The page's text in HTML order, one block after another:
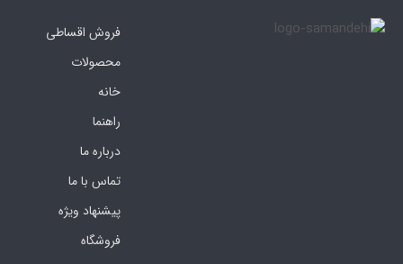
فروش اقساطی
محصولات
خانه
راهنما
درباره ما
تماس با ما
پیشنهاد ویژه
فروشگاه